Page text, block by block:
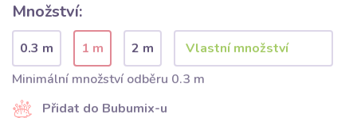
Množství:
0.3 m 1 m
2 m
Minimální množství odběru 0.3 m
Přidat do Bubumix-u